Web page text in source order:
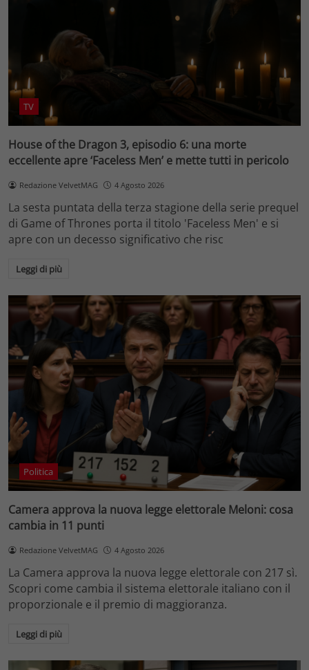
TV
House of the Dragon 3, episodio 6: una morte
eccellente apre ‘Faceless Men’ e mette tutti in pericolo
Redazione VelvetMAG 4 Agosto 2026
La sesta puntata della terza stagione della serie prequel
di Game of Thrones porta il titolo 'Faceless Men' e si
apre con un decesso significativo che risc
Leggi di più
Politica
Camera approva la nuova legge elettorale Meloni: cosa
cambia in 11 punti
Redazione VelvetMAG 4 Agosto 2026
La Camera approva la nuova legge elettorale con 217 sì.
Scopri come cambia il sistema elettorale italiano con il
proporzionale e il premio di maggioranza.
Leggi di più